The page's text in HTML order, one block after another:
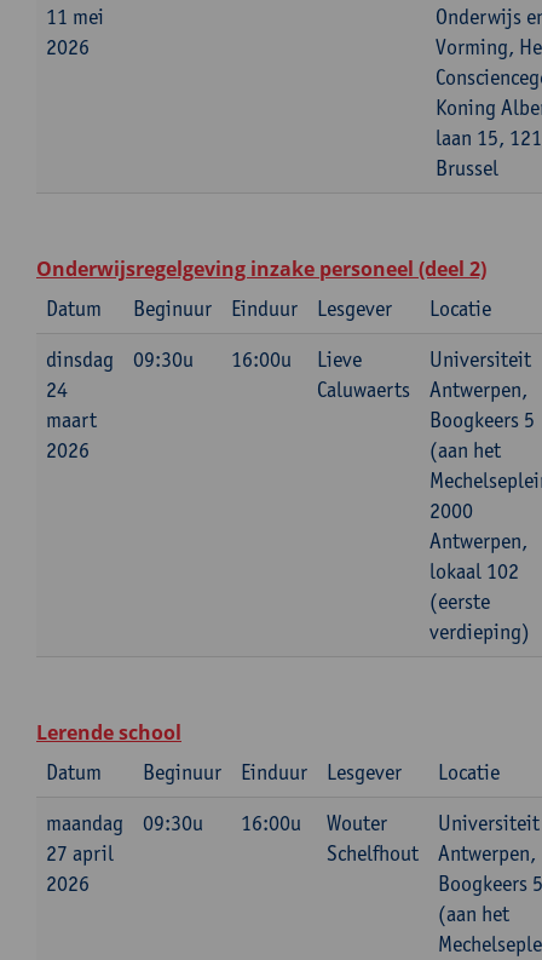
11 mei
2026
Onderwijs
Vorming,
Koning
laan 15,
Brussel
Onderwijsregelgeving inzake personeel (deel 2)
Datum Beginuur Einduur Lesgever
Locatie
dinsdag
24
maart
2026
09:30u 16:00u
Lieve
Caluwaerts
Universiteit
Antwerpen,
Boogkeers 5
(aan het
2000
Antwerpen,
lokaal 102
(eerste
verdieping)
Lerende school
Datum Beginuur Einduur Lesgever
Locatie
maandag
27 april
2026
09:30u 16:00u
Wouter
Schelfhout
Universiteit
Antwerpen,
Boogkeers 5
(aan het